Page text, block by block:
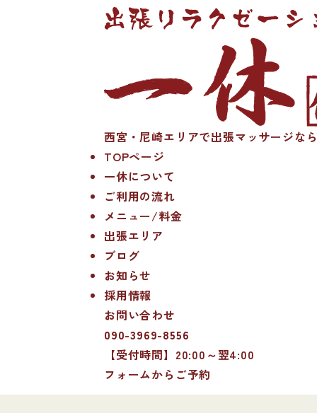
西宮・尼崎エリアで出張マッサージな
TOPページ
一休について
ご利用の流れ
メニュー/料金
出張エリア
ブログ
お知らせ
採用情報
お問い合わせ
090-3969-8556
【受付時間】20:00～翌4:00
フォームからご予約